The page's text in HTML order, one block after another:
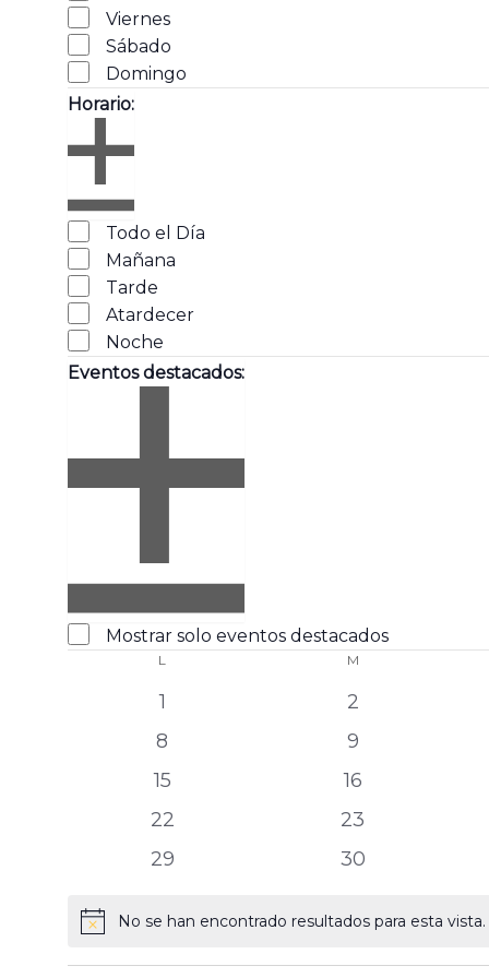
Viernes
Sábado
Domingo
Horario:
Abrir
filtroCerrar
filtro
HorarioTodo el Día
Mañana
Tarde
Atardecer
Noche
Eventos destacados:
Abrir
filtro
Cerrar
filtro
Eventos
destacados
Mostrar solo eventos destacados
Calendario
L M
0
eventos
1
0
eventos
2
0
eventos
8
0
eventos
9
0
eventos
15
0
eventos
16
0
eventos
22
0
eventos
23
0
29
0
30
Aviso No se han encontrado resultados para esta vista.